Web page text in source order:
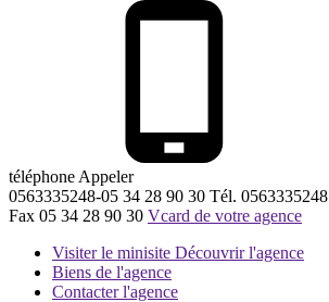
téléphone Appeler
0563335248-05 34 28 90 30 Tél. 0563335248
Fax 05 34 28 90 30 Vcard de votre agence
Visiter le minisite Découvrir l'agence
Biens de l'agence
Contacter l'agence